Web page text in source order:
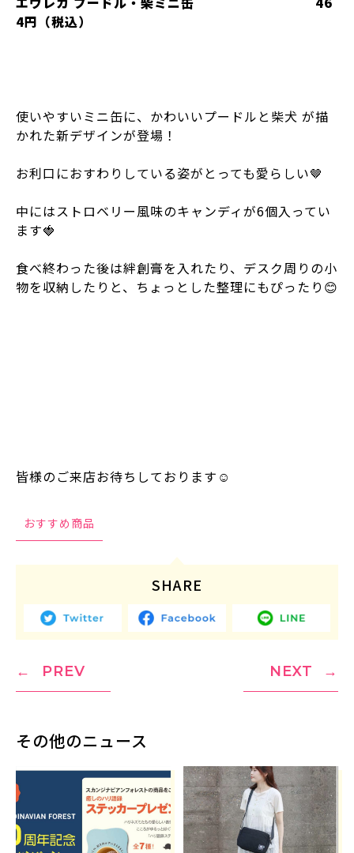
4円（税込）
使いやすいミニ缶に、かわいいプードルと柴犬 が描
かれた新デザインが登場！
お利口におすわりしている姿がとっても愛らしい🤎
中にはストロベリー風味のキャンディが6個入ってい
ます🍓
食べ終わった後は絆創膏を入れたり、デスク周りの小
物を収納したりと、ちょっとした整理にもぴったり😊
皆様のご来店お待ちしております☺️
おすすめ商品
SHARE
PREV NEXT
その他のニュース